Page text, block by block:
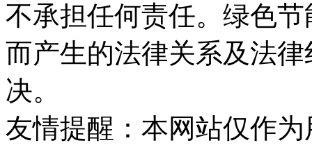
不承担任何责任。绿色
而产生的法律关系及法
决。
友情提醒：本网站仅作